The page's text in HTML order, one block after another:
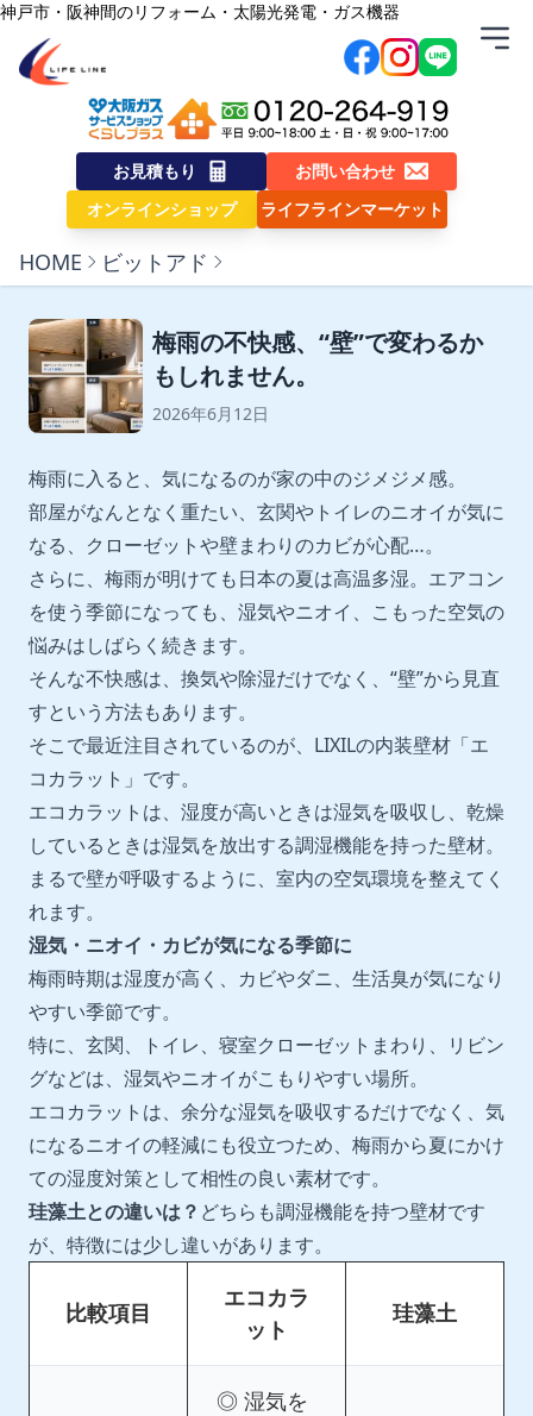
内容をスキップ
神戸市・阪神間のリフォーム・太陽光発電・ガス機器
株式会社ライフライン
お見積もり
お問い合わせ
オンラインショップ
ライフラインマーケット
HOME ビットアド
梅雨の不快感、“壁”で変わるか
もしれません。
2026年6月12日
梅雨に入ると、気になるのが家の中のジメジメ感。
部屋がなんとなく重たい、玄関やトイレのニオイが気に
なる、クローゼットや壁まわりのカビが心配…。
さらに、梅雨が明けても日本の夏は高温多湿。エアコン
を使う季節になっても、湿気やニオイ、こもった空気の
悩みはしばらく続きます。
そんな不快感は、換気や除湿だけでなく、“壁”から見直
すという方法もあります。
そこで最近注目されているのが、LIXILの内装壁材「エ
コカラット」です。
エコカラットは、湿度が高いときは湿気を吸収し、乾燥
しているときは湿気を放出する調湿機能を持った壁材。
まるで壁が呼吸するように、室内の空気環境を整えてく
れます。
湿気・ニオイ・カビが気になる季節に
梅雨時期は湿度が高く、カビやダニ、生活臭が気になり
やすい季節です。
特に、玄関、トイレ、寝室クローゼットまわり、リビン
グなどは、湿気やニオイがこもりやすい場所。
エコカラットは、余分な湿気を吸収するだけでなく、気
になるニオイの軽減にも役立つため、梅雨から夏にかけ
ての湿度対策として相性の良い素材です。
珪藻土との違いは？ どちらも調湿機能を持つ壁材です
が、特徴には少し違いがあります。
比較項目
エコカラ
ット
珪藻土
◎ 湿気を